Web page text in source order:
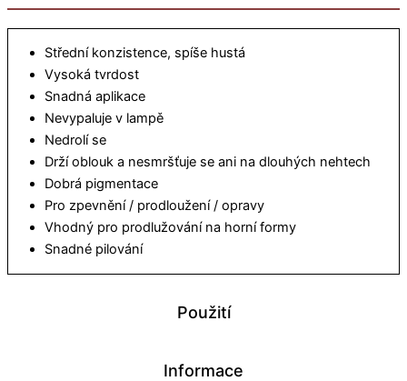
Použití
Informace
Střední konzistence, spíše hustá
Vysoká tvrdost
Snadná aplikace
Nevypaluje v lampě
Nedrolí se
Drží oblouk a nesmršťuje se ani na dlouhých nehtech
Dobrá pigmentace
Pro zpevnění / prodloužení / opravy
Vhodný pro prodlužování na horní formy
Snadné pilování